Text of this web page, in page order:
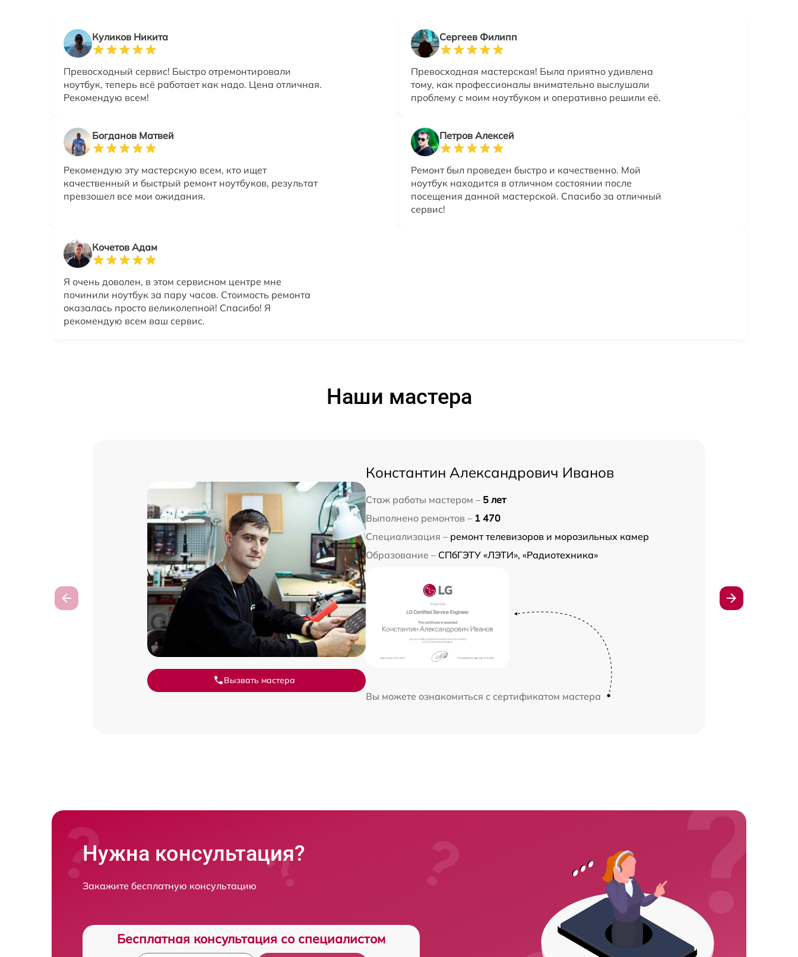
Куликов Никита
Превосходный сервис! Быстро отремонтировали
ноутбук, теперь всё работает как надо. Цена отличная.
Рекомендую всем!
Сергеев Филипп
Превосходная мастерская! Была приятно удивлена
тому, как профессионалы внимательно выслушали
проблему с моим ноутбуком и оперативно решили её.
Богданов Матвей
Рекомендую эту мастерскую всем, кто ищет
качественный и быстрый ремонт ноутбуков, результат
превзошел все мои ожидания.
Петров Алексей
Ремонт был проведен быстро и качественно. Мой
ноутбук находится в отличном состоянии после
посещения данной мастерской. Спасибо за отличный
сервис!
Кочетов Адам
Я очень доволен, в этом сервисном центре мне
починили ноутбук за пару часов. Стоимость ремонта
оказалась просто великолепной! Спасибо! Я
рекомендую всем ваш сервис.
Наши мастера
Вызвать мастера
Константин Александрович Иванов
Стаж работы мастером – 5 лет
Выполнено ремонтов – 1 470
Специализация – ремонт телевизоров и морозильных камер
Образование – СПбГЭТУ «ЛЭТИ», «Радиотехника»
Вы можете ознакомиться с сертификатом мастера
Нужна консультация?
Закажите бесплатную консультацию
Бесплатная консультация со специалистом